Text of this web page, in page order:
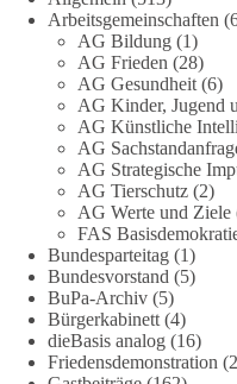
Quellen:https://apollo-
bundesnetzagentur-bereitet-
mehrere-tage-bis-wochen-vor/
https://www.merkur.de/
stromausfalle-der-
utm_source=chatgpt.com
🟩🟩🟦🟦🟥🟥🟧🟧
Wieder ein Beispiel dafür,
Medien fordern sollten: 👉
#dieBasis #Energie
#Technologieoffen #Resilienz
Arbeitsgemeinschaften
AG Bildung (1)
AG Frieden (28)
AG Gesundheit (6)
AG Kinder, Jugend
AG Künstliche
AG
AG Strategische
AG Tierschutz (2)
AG Werte und Ziele
FAS
Bundesparteitag (1)
Bundesvorstand (5)
BuPa-Archiv (5)
Bürgerkabinett (4)
dieBasis analog (16)
Friedensdemonstration